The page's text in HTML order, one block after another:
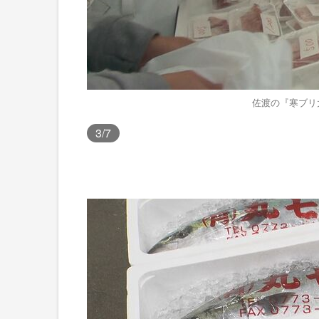
佐渡の『寒ブ
3/7